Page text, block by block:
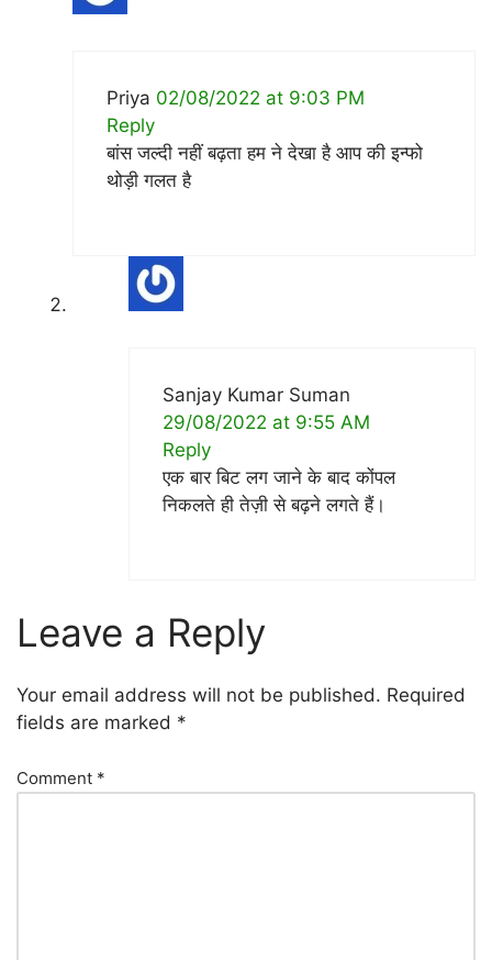
Priya 02/08/2022 at 9:03 PM
Reply
बांस जल्दी नहीं बढ़ता हम ने देखा है आप की इन्फो
थोड़ी गलत है
Sanjay Kumar Suman
29/08/2022 at 9:55 AM
Reply
एक बार बिट लग जाने के बाद कोंपल
निकलते ही तेज़ी से बढ़ने लगते हैं।
Leave a Reply
Your email address will not be published. Required
fields are marked *
Comment *